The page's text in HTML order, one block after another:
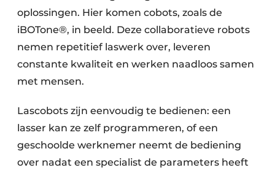
oplossingen. Hier komen cobots, zoals de
iBOTone®, in beeld. Deze collaboratieve robots
nemen repetitief laswerk over, leveren
constante kwaliteit en werken naadloos samen
met mensen.
Lascobots zijn eenvoudig te bedienen: een
lasser kan ze zelf programmeren, of een
geschoolde werknemer neemt de bediening
over nadat een specialist de parameters heeft